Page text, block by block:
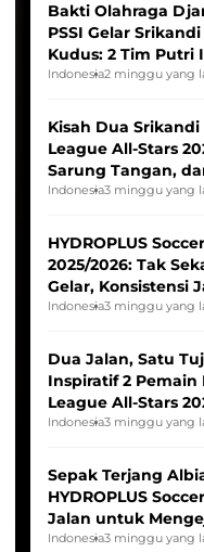
Bakti Olahraga
PSSI Gelar
Kudus: 2 Tim Putri
Tim Asia
Indonesia2 minggu yang
Kisah Dua Srikandi
League All-Stars
Sarung Tangan,
Pernah Padam
Indonesia3 minggu yang
HYDROPLUS
2025/2026: Tak
Gelar, Konsistensi
Indonesia3 minggu yang
Dua Jalan, Satu
Inspiratif 2 Pemain
League All-Stars
Seleksi Timnas
Indonesia3 minggu yang
Sepak Terjang
HYDROPLUS
Jalan untuk
Indonesia Putri
Indonesia3 minggu yang